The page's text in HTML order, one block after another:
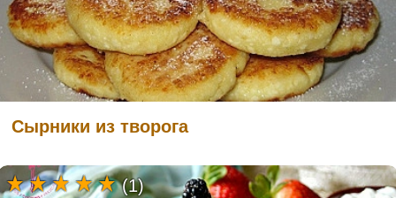
Сырники из творога
(1)